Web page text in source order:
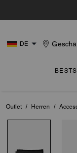
DE
Outlet / Herren /